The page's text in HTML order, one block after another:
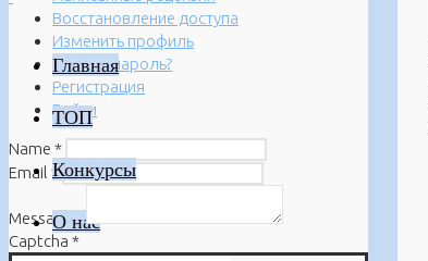
Главная
ТОП
Конкурсы
О нас
Восстановление доступа
Изменить профиль
Забыли пароль?
Регистрация
Войти
Name *
Email *
Message*
Captcha *